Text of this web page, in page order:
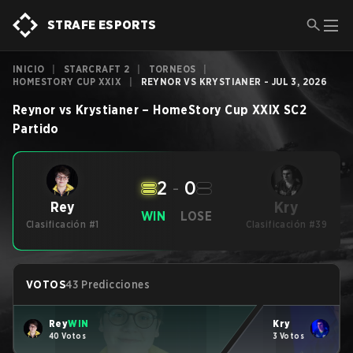
STRAFE ESPORTS
INICIO STARCRAFT 2 TORNEOS
HOMESTORY CUP XXIX
REYNOR VS KRYSTIANER - JUL 3, 2026
Reynor vs Krystianer – HomeStory Cup XXIX SC2
Partido
Rey
Clasificación #1
WIN
2 - 0
LOSE Kry
Clasificación #39
VOTOS43 Predicciones
ReyWIN
40 Votos
Kry
3 Votos